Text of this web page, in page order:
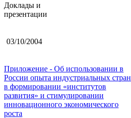
Доклады и
презентации
03/10/2004
Приложение - Об использовании в
России опыта индустриальных стран
в формировании «институтов
развития» и стимулировании
инновационного экономического
роста